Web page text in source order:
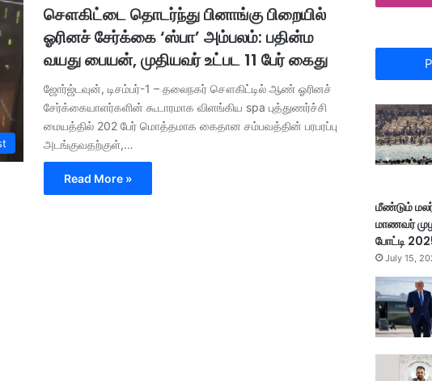
சௌகிட்டை தொடர்ந்து பினாங்கு பிறையில்
ஓரினச் சேர்க்கை ‘ஸ்பா’ அம்பலம்: பதின்ம
வயது பையன், முதியவர் உட்பட 11 பேர் கைது
ஜோர்ஜ்டவுன், டிசம்பர்-1 – தலைநகர் சௌகிட்டில் ஆண் ஓரினச்
சேர்க்கையாளர்களின் கூடாரமாக விளங்கிய spa புத்துணர்ச்சி
மையத்தில் 202 பேர் மொத்தமாக கைதான சம்பவத்தின் பரபரப்பு
அடங்குவதற்குள்,…
Read More »
மீண்டும்
மாணவர்
போட்டி
July 15,